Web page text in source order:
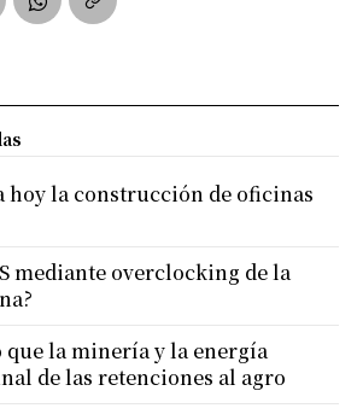
hoy la construcción de oficinas
mediante overclocking de la
la minería y la energía
de las retenciones al agro